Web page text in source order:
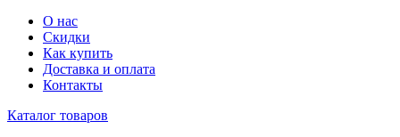
О нас
Скидки
Как купить
Доставка и оплата
Контакты
Каталог товаров